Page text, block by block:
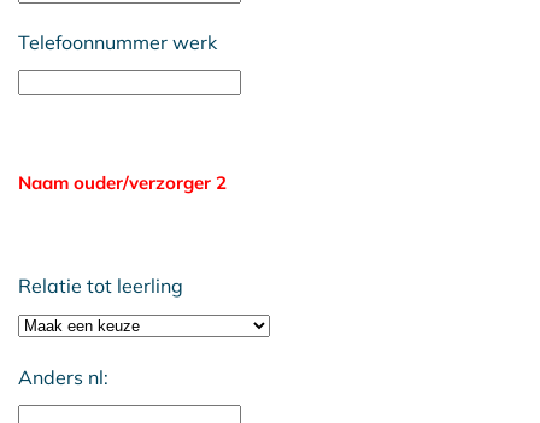
Telefoonnummer werk
Naam ouder/verzorger 2
Relatie tot leerling
Anders nl: